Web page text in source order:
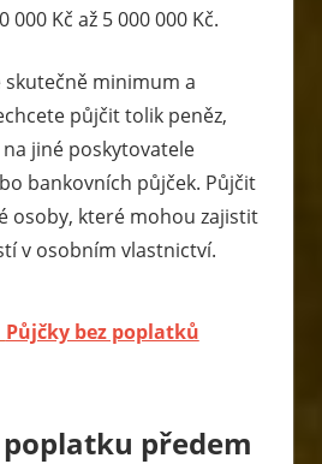
000 Kč až 5 000 000 Kč.
minimum a
půjčit tolik peněz,
jiné poskytovatele
bankovních půjček. Půjčit
osoby, které mohou zajistit
v osobním vlastnictví.
Půjčky bez poplatků
poplatku předem